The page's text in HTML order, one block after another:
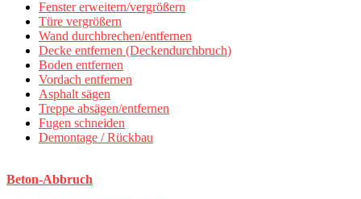
Fenster erweitern/vergrößern
Türe vergrößern
Wand durchbrechen/entfernen
Decke entfernen (Deckendurchbruch)
Boden entfernen
Vordach entfernen
Asphalt sägen
Treppe absägen/entfernen
Fugen schneiden
Demontage / Rückbau
Beton-Abbruch